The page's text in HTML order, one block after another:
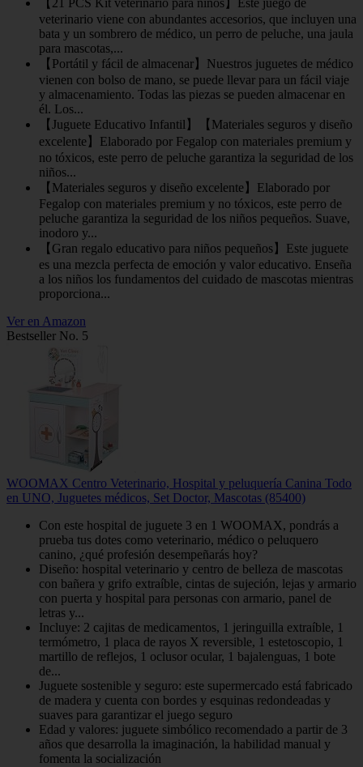
【21 PCS Kit veterinario para niños】Este juego de
veterinario viene con abundantes accesorios, que incluyen una
bata y un sombrero de médico, un perro de peluche, una jaula
para mascotas,...
【Portátil y fácil de almacenar】Nuestros juguetes de médico
vienen con bolso de mano, se puede llevar para un fácil viaje
y almacenamiento. Todas las piezas se pueden almacenar en
él. Los...
【Juguete Educativo Infantil】【Materiales seguros y diseño
excelente】Elaborado por Fegalop con materiales premium y
no tóxicos, este perro de peluche garantiza la seguridad de los
niños...
【Materiales seguros y diseño excelente】Elaborado por
Fegalop con materiales premium y no tóxicos, este perro de
peluche garantiza la seguridad de los niños pequeños. Suave,
inodoro y...
【Gran regalo educativo para niños pequeños】Este juguete
es una mezcla perfecta de emoción y valor educativo. Enseña
a los niños los fundamentos del cuidado de mascotas mientras
proporciona...
Ver en Amazon
Bestseller No. 5
WOOMAX Centro Veterinario, Hospital y peluquería Canina Todo
en UNO, Juguetes médicos, Set Doctor, Mascotas (85400)
Con este hospital de juguete 3 en 1 WOOMAX, pondrás a
prueba tus dotes como veterinario, médico o peluquero
canino, ¿qué profesión desempeñarás hoy?
Diseño: hospital veterinario y centro de belleza de mascotas
con bañera y grifo extraíble, cintas de sujeción, lejas y armario
con puerta y hospital para personas con armario, panel de
letras y...
Incluye: 2 cajitas de medicamentos, 1 jeringuilla extraíble, 1
termómetro, 1 placa de rayos X reversible, 1 estetoscopio, 1
martillo de reflejos, 1 oclusor ocular, 1 bajalenguas, 1 bote
de...
Juguete sostenible y seguro: este supermercado está fabricado
de madera y cuenta con bordes y esquinas redondeadas y
suaves para garantizar el juego seguro
Edad y valores: juguete simbólico recomendado a partir de 3
años que desarrolla la imaginación, la habilidad manual y
fomenta la socialización